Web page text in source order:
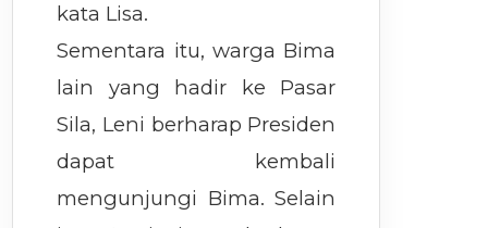
kata Lisa.
Sementara itu, warga Bima
lain yang hadir ke Pasar
Sila, Leni berharap Presiden
dapat kembali
mengunjungi Bima. Selain